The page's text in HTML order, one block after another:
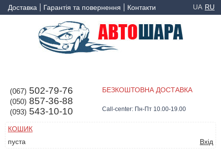
Доставка Гарантія та повернення Контакти UA RU
(067) 502-79-76
(050) 857-36-88
(093) 543-10-10
БЕЗКОШТОВНА ДОСТАВКА
Call-center: Пн-Пт 10.00-19.00
КОШИК
пуста
Вхід